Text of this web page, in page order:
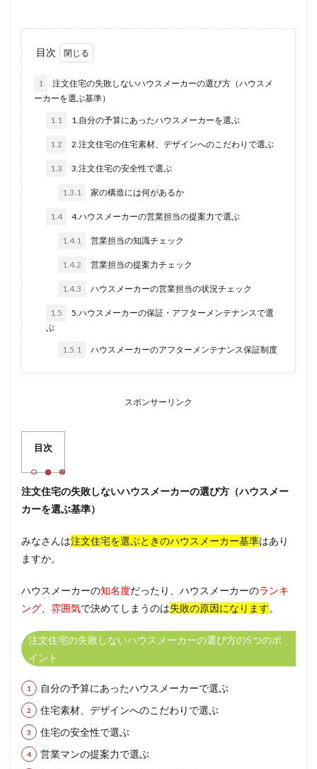
目次
1
注文住宅の失敗しないハウスメーカーの選び方（ハウスメ
ーカーを選ぶ基準）
1.1 1.自分の予算にあったハウスメーカーを選ぶ
1.2 2.注文住宅の住宅素材、デザインへのこだわりで選ぶ
1.3 3.注文住宅の安全性で選ぶ
1.3.1 家の構造には何があるか
1.4 4.ハウスメーカーの営業担当の提案力で選ぶ
1.4.1 営業担当の知識チェック
1.4.2 営業担当の提案力チェック
1.4.3 ハウスメーカーの営業担当の状況チェック
1.5
5.ハウスメーカーの保証・アフターメンテナンスで選
ぶ
1.5.1 ハウスメーカーのアフターメンテナンス保証制度
スポンサーリンク
目次
注文住宅の失敗しないハウスメーカーの選び方（ハウスメー
カーを選ぶ基準）
みなさんは注文住宅を選ぶときのハウスメーカー基準はあり
ますか。
ハウスメーカーの知名度だったり、ハウスメーカーのランキ
ング
雰囲気で決めてしまうのは失敗の原因になります。
注文住宅の失敗しないハウスメーカーの選び方の5つのポ
イント
自分の予算にあったハウスメーカーで選ぶ
住宅素材、デザインへのこだわりで選ぶ
住宅の安全性で選ぶ
営業マンの提案力で選ぶ